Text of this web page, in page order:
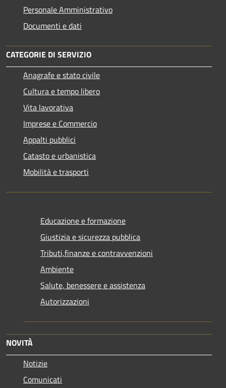
Personale Amministrativo
Documenti e dati
CATEGORIE DI SERVIZIO
Anagrafe e stato civile
Cultura e tempo libero
Vita lavorativa
Imprese e Commercio
Appalti pubblici
Catasto e urbanistica
Mobilità e trasporti
Educazione e formazione
Giustizia e sicurezza pubblica
Tributi,finanze e contravvenzioni
Ambiente
Salute, benessere e assistenza
Autorizzazioni
NOVITÀ
Notizie
Comunicati